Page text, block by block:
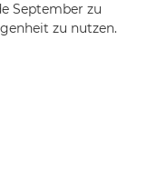
September zu
zu nutzen.